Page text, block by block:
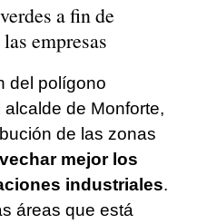
a fin de
empresas
del polígono
de Monforte,
de las zonas
mejor los
industriales.
áreas que está